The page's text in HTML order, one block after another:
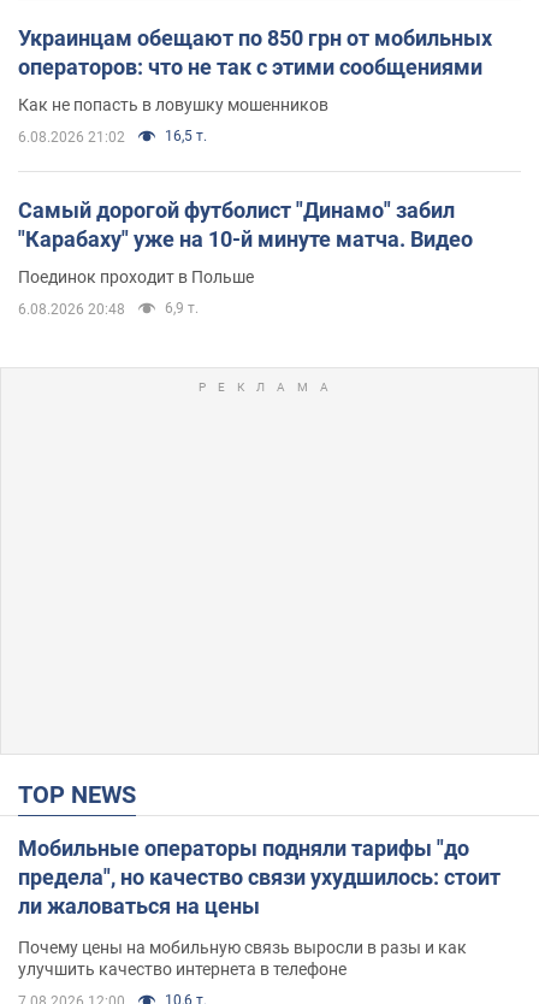
Украинцам обещают по 850 грн от мобильных
операторов: что не так с этими сообщениями
Как не попасть в ловушку мошенников
6.08.2026 21:02 16,5 т.
Самый дорогой футболист "Динамо" забил
"Карабаху" уже на 10-й минуте матча. Видео
Поединок проходит в Польше
6.08.2026 20:48 6,9 т.
TOP NEWS
Мобильные операторы подняли тарифы "до
предела", но качество связи ухудшилось: стоит
ли жаловаться на цены
Почему цены на мобильную связь выросли в разы и как
улучшить качество интернета в телефоне
10,6 т.